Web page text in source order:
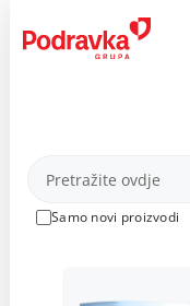
content
Samo novi proizvodi